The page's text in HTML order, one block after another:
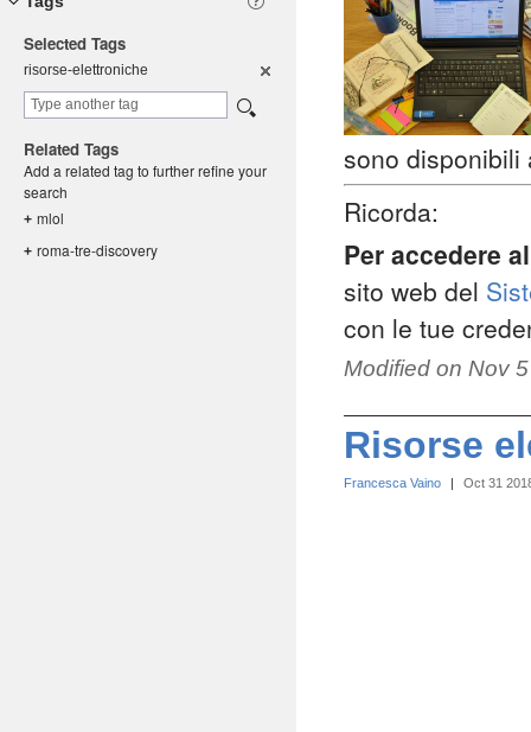
Selected Tags
risorse-el ettroniche
Related Tags
Add a related tag to further refine your
search
+ mlol
+ roma-tre-discovery
sono
Ricorda:
Per accedere
sito web del
con le tue
Modified on Nov
Risorse
Francesca Vaino | Oct 31